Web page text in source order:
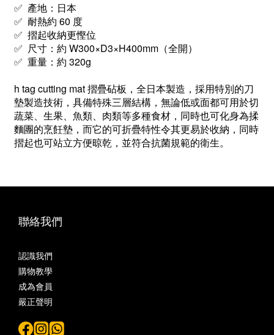
✅ 產地：日本
✅ 耐熱約 60 度
✅ 摺起收納更慳位
✅ 尺寸：約 W300×D3×H400mm（全開）
✅ 重量：約 320g
h tag cutting mat 摺疊砧板，全日本製造，採用特別的刀
墊製造技術，具備特殊三層結構，無論低或面都可用於切
蔬菜、生果、魚類、肉類等多種食材，同時也可化身為揉
麵團的烹飪墊，而它的可折疊特性令其更易於收納，同時
摺起也可站立方便晾乾，並符合抗菌規範的衛生。
聯絡我們
認識我們
購物教學
成為會員
嚴正聲明